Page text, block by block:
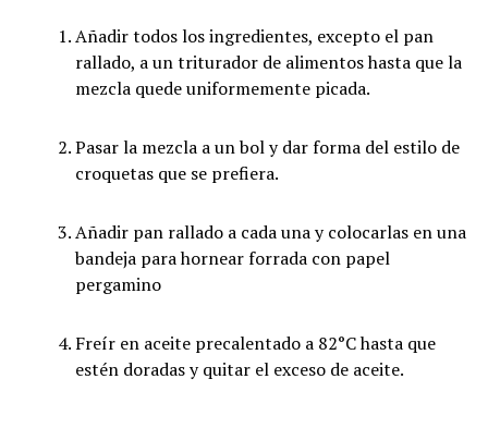
Añadir todos los ingredientes, excepto el pan
rallado, a un triturador de alimentos hasta que la
mezcla quede uniformemente picada.
Pasar la mezcla a un bol y dar forma del estilo de
croquetas que se prefiera.
Añadir pan rallado a cada una y colocarlas en una
bandeja para hornear forrada con papel
pergamino
Freír en aceite precalentado a 82°C hasta que
estén doradas y quitar el exceso de aceite.